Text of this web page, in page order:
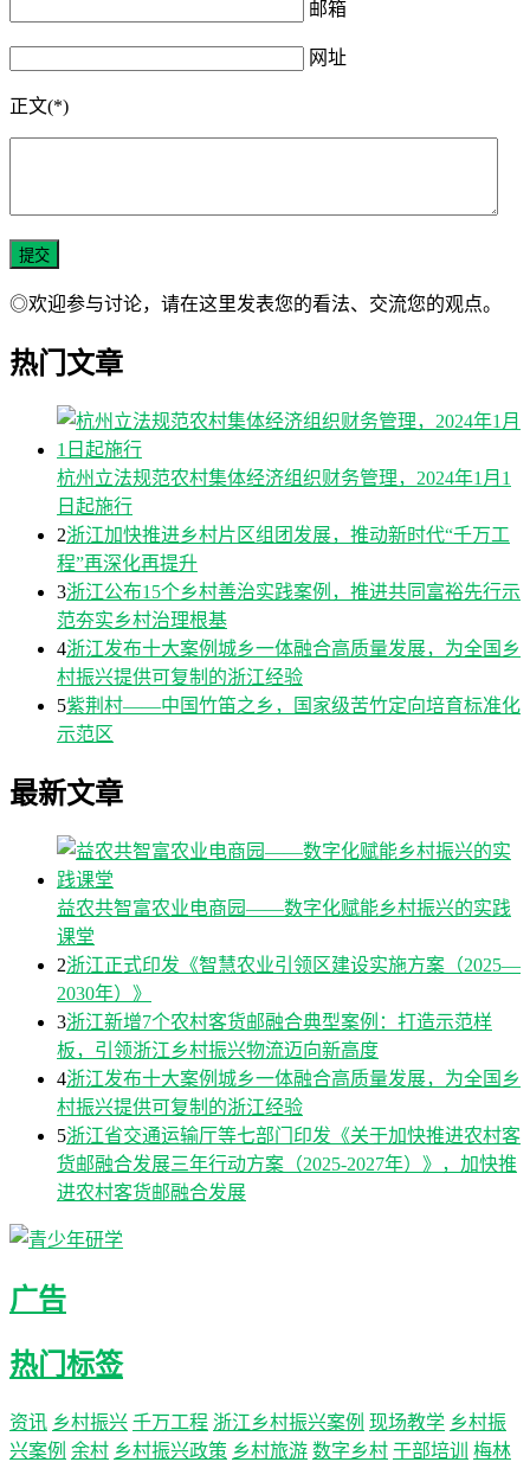
邮箱
网址
正文(*)
◎欢迎参与讨论，请在这里发表您的看法、交流您的观点。
热门文章
杭州立法规范农村集体经济组织财务管理，2024年1月1
日起施行
2浙江加快推进乡村片区组团发展，推动新时代“千万工
程”再深化再提升
3浙江公布15个乡村善治实践案例，推进共同富裕先行示
范夯实乡村治理根基
4浙江发布十大案例城乡一体融合高质量发展，为全国乡
村振兴提供可复制的浙江经验
5紫荆村——中国竹笛之乡，国家级苦竹定向培育标准化
示范区
最新文章
益农共智富农业电商园——数字化赋能乡村振兴的实践
课堂
2浙江正式印发《智慧农业引领区建设实施方案（2025—
2030年）》
3浙江新增7个农村客货邮融合典型案例：打造示范样
板，引领浙江乡村振兴物流迈向新高度
4浙江发布十大案例城乡一体融合高质量发展，为全国乡
村振兴提供可复制的浙江经验
5浙江省交通运输厅等七部门印发《关于加快推进农村客
货邮融合发展三年行动方案（2025-2027年）》，加快推
进农村客货邮融合发展
广告
热门标签
资讯 乡村振兴 千万工程 浙江乡村振兴案例 现场教学 乡村振
兴案例 余村 乡村振兴政策 乡村旅游 数字乡村 干部培训
梅林